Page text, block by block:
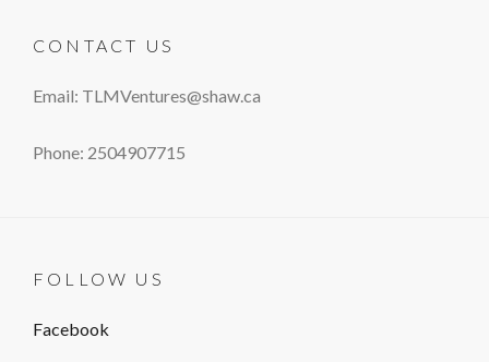
CONTACT US
Email: TLMVentures@shaw.ca
Phone: 2504907715
FOLLOW US
Facebook